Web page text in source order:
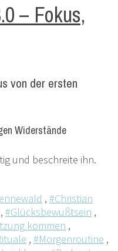
– Fokus,
von der ersten
Widerstände
und beschreite ihn.
, #Christian
, #Glücksbewußtsein ,
kommen ,
, #Morgenroutine ,